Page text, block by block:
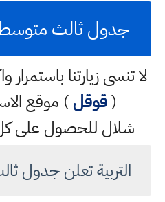
جدول ثالث متوسط 2022 دور
لا تنسى زيارتنا
(قوقل) موقع
شلال للحصول على
التربية تعلن جدول